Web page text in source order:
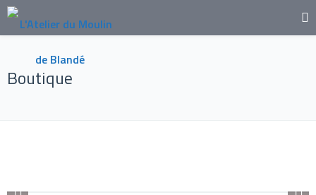
Boutique